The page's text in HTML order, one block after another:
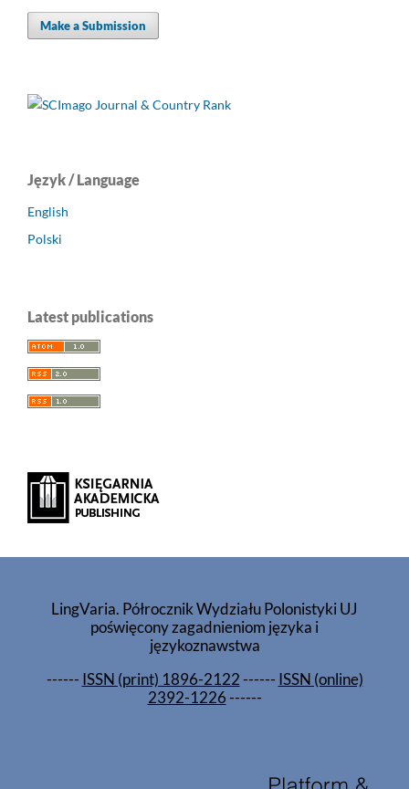
Make a Submission
Język / Language
English
Polski
Latest publications
LingVaria. Półrocznik Wydziału Polonistyki UJ
poświęcony zagadnieniom języka i
językoznawstwa
------ ISSN (print) 1896-2122------ ISSN (online)
2392-1226------